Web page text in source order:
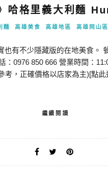
哈格里義大利麵
麵 高雄美食 高雄地區 高雄岡山區
也有不少隱藏版的在地美食。
0976 850 666 營業時間：
考，正確價格以店家為主)[點
繼續閱讀